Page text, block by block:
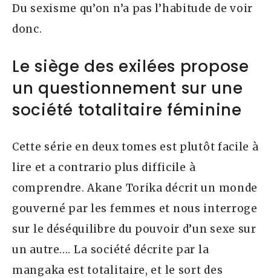
Du sexisme qu’on n’a pas l’habitude de voir
donc.
Le siège des exilées propose
un questionnement sur une
société totalitaire féminine
Cette série en deux tomes est plutôt facile à
lire et a contrario plus difficile à
comprendre. Akane Torika décrit un monde
gouverné par les femmes et nous interroge
sur le déséquilibre du pouvoir d’un sexe sur
un autre…. La société décrite par la
mangaka est totalitaire, et le sort des